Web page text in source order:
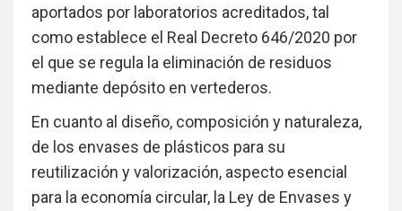
aportados por laboratorios acreditados, tal
como establece el Real Decreto 646/2020 por
el que se regula la eliminación de residuos
mediante depósito en vertederos.
En cuanto al diseño, composición y naturaleza,
de los envases de plásticos para su
reutilización y valorización, aspecto esencial
para la economía circular, la Ley de Envases y